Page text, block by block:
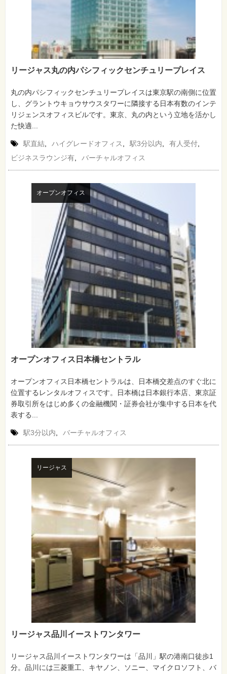
リージャス丸の内パシフィックセンチュリープレイス
丸の内パシフィックセンチュリープレイスは東京駅の南側に位置
し、グラントウキョウサウスタワーに隣接する日本有数のインテ
リジェンスオフィスビルです。東京、丸の内という立地を活かし
た快適...
駅直結, ハイグレードオフィス, 駅3分以内, 有人受付,
ビジネスラウンジ有, バーチャルオフィス
オープンオフィス
オープンオフィス日本橋セントラル
オープンオフィス日本橋セントラルは、日本橋交差点のすぐ北に
位置するレンタルオフィスです。日本橋は日本銀行本店、東京証
券取引所をはじめ多くの金融機関・証券会社が集中する日本を代
表する...
駅3分以内 バーチャルオフィス
リージャス
リージャス品川イーストワンタワー
リージャス品川イーストワンタワーは「品川」駅の港南口徒歩1
分。品川には三菱重工、キヤノン、ソニー、マイクロソフト、バ